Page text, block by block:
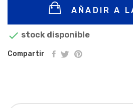
AÑADIR A
 stock disponible
Compartir